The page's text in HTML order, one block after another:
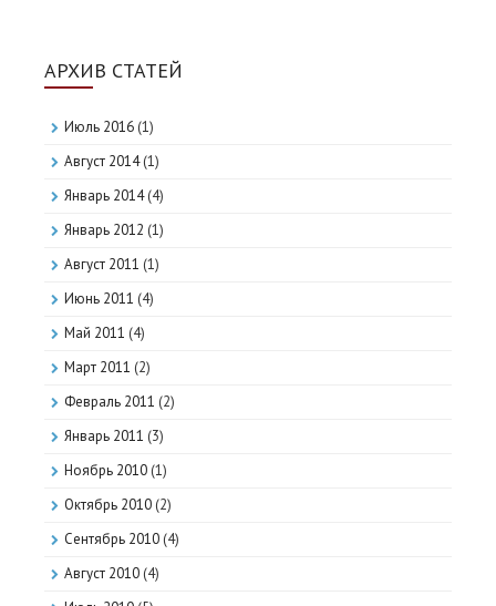
АРХИВ СТАТЕЙ
Июль 2016 (1)
Август 2014(1)
Январь 2014(4)
Январь 2012 (1)
Август 2011 (1)
Июнь 2011 (4)
Май 2011 (4)
Март 2011 (2)
Февраль 2011 (2)
Январь 2011 (3)
Ноябрь 2010 (1)
Октябрь 2010 (2)
Сентябрь 2010 (4)
Август 2010 (4)